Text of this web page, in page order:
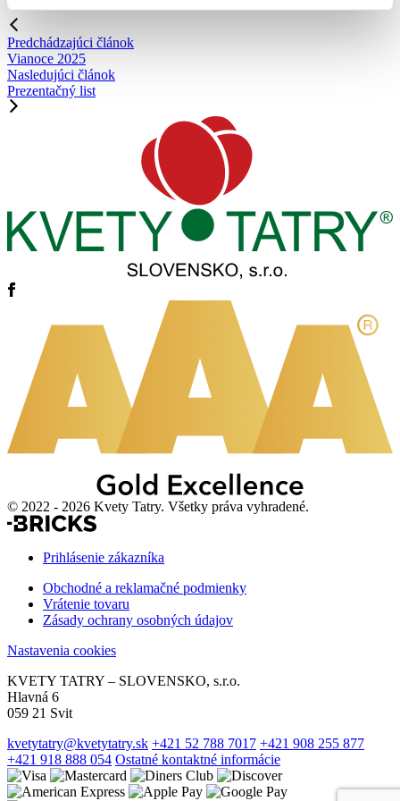
Predchádzajúci článok
Vianoce 2025
Nasledujúci článok
Prezentačný list
© 2022 - 2026 Kvety Tatry. Všetky práva vyhradené.
Prihlásenie zákazníka
Obchodné a reklamačné podmienky
Vrátenie tovaru
Zásady ochrany osobných údajov
Nastavenia cookies
KVETY TATRY – SLOVENSKO, s.r.o.
Hlavná 6
059 21 Svit
kvetytatry@kvetytatry.sk +421 52 788 7017 +421 908 255 877
+421 918 888 054 Ostatné kontaktné informácie